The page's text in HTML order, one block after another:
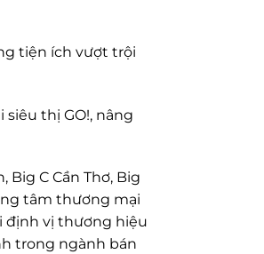
tiện ích vượt trội
thị GO!, nâng
Big C Cần Thơ, Big
tâm thương mại
định vị thương hiệu
trong ngành bán